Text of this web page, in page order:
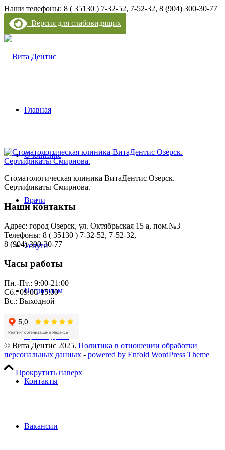
Наши телефоны: 8 ( 35130 ) 7-32-52, 7-52-32, 8 (904) 300-30-77
Версия для слабовидящих
Главная
О клинике
Врачи
Услуги
Пациентам
Прейскурант
Контакты
Вакансии
Стоматологическая клиника ВитаДентис Озерск.
Сертификаты Смирнова.
Наши контакты
Адрес: город Озерск, ул. Октябрьская 15 а, пом.№3
Телефоны: 8 ( 35130 ) 7-32-52, 7-52-32,
8 (904) 300-30-77
Часы работы
Пн.-Пт.: 9:00-21:00
Сб.: 09:00-15:00
Вс.: Выходной
© Вита Дентис 2025. Политика в отношении обработки
персональных данных - powered by Enfold WordPress Theme
Прокрутить наверх